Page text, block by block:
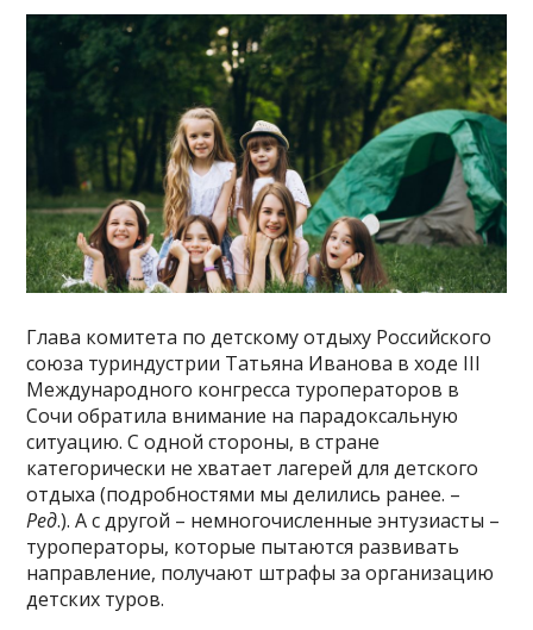
Глава комитета по детскому отдыху Российского
союза туриндустрии Татьяна Иванова в ходе III
Международного конгресса туроператоров в
Сочи обратила внимание на парадоксальную
ситуацию. С одной стороны, в стране
категорически не хватает лагерей для детского
отдыха (подробностями мы делились ранее. –
Ред.). А с другой – немногочисленные энтузиасты –
туроператоры, которые пытаются развивать
направление, получают штрафы за организацию
детских туров.